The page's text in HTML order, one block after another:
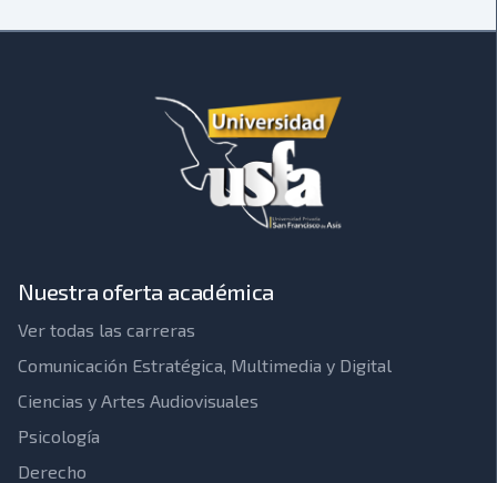
Nuestra oferta académica
Ver todas las carreras
Comunicación Estratégica, Multimedia y Digital
Ciencias y Artes Audiovisuales
Psicología
Derecho